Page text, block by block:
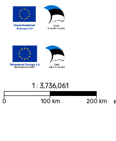
1 : 3,736,061
0 100 km 200 km